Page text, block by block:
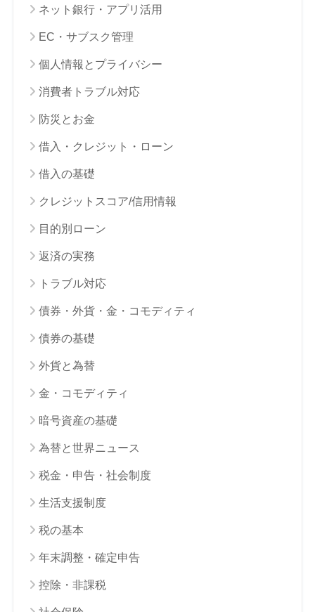
ネット銀行・アプリ活用
EC・サブスク管理
個人情報とプライバシー
消費者トラブル対応
防災とお金
借入・クレジット・ローン
借入の基礎
クレジットスコア/信用情報
目的別ローン
返済の実務
トラブル対応
債券・外貨・金・コモディティ
債券の基礎
外貨と為替
金・コモディティ
暗号資産の基礎
為替と世界ニュース
税金・申告・社会制度
生活支援制度
税の基本
年末調整・確定申告
控除・非課税